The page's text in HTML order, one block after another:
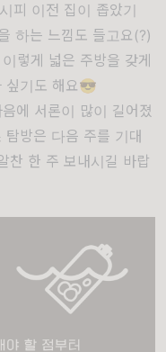
피 이전 집이 좁았기
하는 느낌도 들고요(?)
렇게 넓은 주방을 갖게
싶기도 해요😎
에 서론이 많이 길어졌
방은 다음 주를 기대
찬 한 주 보내시길 바랍